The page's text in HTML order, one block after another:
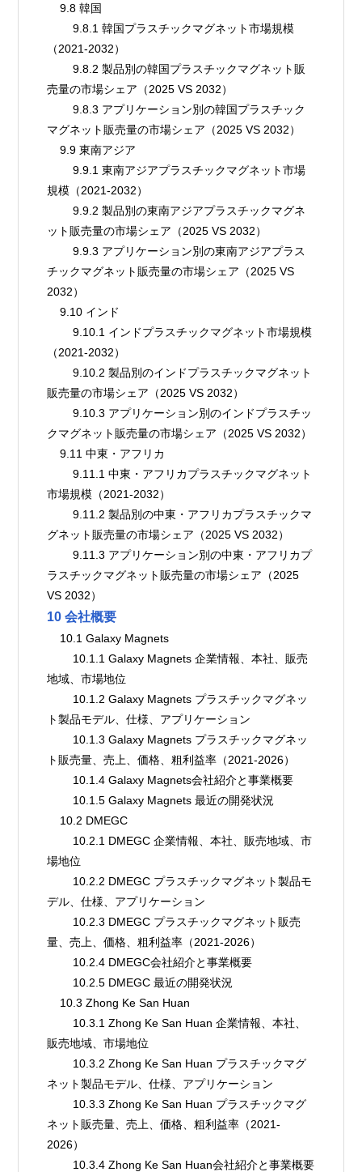
    9.8 韓国
        9.8.1 韓国プラスチックマグネット市場規模
（2021-2032）
        9.8.2 製品別の韓国プラスチックマグネット販
売量の市場シェア（2025 VS 2032）
        9.8.3 アプリケーション別の韓国プラスチック
マグネット販売量の市場シェア（2025 VS 2032）
    9.9 東南アジア
        9.9.1 東南アジアプラスチックマグネット市場
規模（2021-2032）
        9.9.2 製品別の東南アジアプラスチックマグネ
ット販売量の市場シェア（2025 VS 2032）
        9.9.3 アプリケーション別の東南アジアプラス
チックマグネット販売量の市場シェア（2025 VS
2032）
    9.10 インド
        9.10.1 インドプラスチックマグネット市場規模
（2021-2032）
        9.10.2 製品別のインドプラスチックマグネット
販売量の市場シェア（2025 VS 2032）
        9.10.3 アプリケーション別のインドプラスチッ
クマグネット販売量の市場シェア（2025 VS 2032）
    9.11 中東・アフリカ
        9.11.1 中東・アフリカプラスチックマグネット
市場規模（2021-2032）
        9.11.2 製品別の中東・アフリカプラスチックマ
グネット販売量の市場シェア（2025 VS 2032）
        9.11.3 アプリケーション別の中東・アフリカプ
ラスチックマグネット販売量の市場シェア（2025
VS 2032）
10 会社概要
    10.1 Galaxy Magnets
地域、市場地位
ト製品モデル、仕様、アプリケーション
ト販売量、売上、価格、粗利益率（2021-2026）
        10.1.4 Galaxy Magnets会社紹介と事業概要
        10.1.5 Galaxy Magnets 最近の開発状況
    10.2 DMEGC
場地位
デル、仕様、アプリケーション
量、売上、価格、粗利益率（2021-2026）
        10.2.4 DMEGC会社紹介と事業概要
        10.2.5 DMEGC 最近の開発状況
    10.3 Zhong Ke San Huan
販売地域、市場地位
ネット製品モデル、仕様、アプリケーション
ネット販売量、売上、価格、粗利益率（2021-
2026）
        10.3.4 Zhong Ke San Huan会社紹介と事業概要